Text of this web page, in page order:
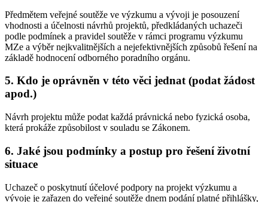
Předmětem veřejné soutěže ve výzkumu a vývoji je posouzení
vhodnosti a účelnosti návrhů projektů, předkládaných uchazeči
podle podmínek a pravidel soutěže v rámci programu výzkumu
MZe a výběr nejkvalitnějších a nejefektivnějších způsobů řešení na
základě hodnocení odborného poradního orgánu.
5. Kdo je oprávněn v této věci jednat (podat žádost
apod.)
Návrh projektu může podat každá právnická nebo fyzická osoba,
která prokáže způsobilost v souladu se Zákonem.
6. Jaké jsou podmínky a postup pro řešení životní
situace
Uchazeč o poskytnutí účelové podpory na projekt výzkumu a
vývoje je zařazen do veřejné soutěže dnem podání platné přihlášky,